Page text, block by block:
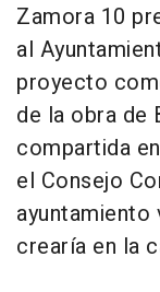
Zamora 10
al
proyecto
de la obra de
compartida
el Consejo
crearía en la